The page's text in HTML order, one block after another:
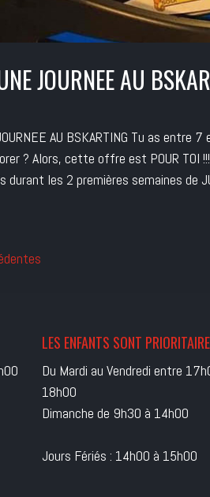
JOURNEE AU
AU BSKARTING Tu as
? Alors, cette offre est POUR TOI
durant les 2 premières semaines de
LES ENFANTS SONT
Du Mardi au Vendredi entre
18h00
Dimanche de 9h30 à 14h00
Jours Fériés : 14h00 à 15h00